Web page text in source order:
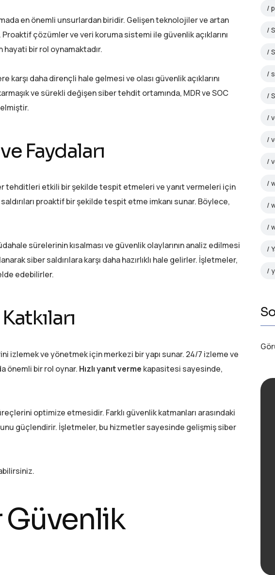
en önemli unsurlardan biridir. Gelişen teknolojiler ve artan
çözümler ve veri koruma sistemi ile güvenlik açıklarını
bir rol oynamaktadır.
daha dirençli hale gelmesi ve olası güvenlik açıklarını
ve sürekli değişen siber tehdit ortamında, MDR ve SOC
Faydaları
tehditleri etkili bir şekilde tespit etmeleri ve yanıt vermeleri için
proaktif bir şekilde tespit etme imkanı sunar. Böylece,
sürelerinin kısalması ve güvenlik olaylarının analiz edilmesi
siber saldırılara karşı daha hazırlıklı hale gelirler. İşletmeler,
edebilirler.
ve yönetmek için merkezi bir yapı sunar. 24/7 izleme ve
önemli bir rol oynar. Hızlı yanıt verme kapasitesi sayesinde,
optimize etmesidir. Farklı güvenlik katmanları arasındaki
güçlendirir. İşletmeler, bu hizmetler sayesinde gelişmiş siber